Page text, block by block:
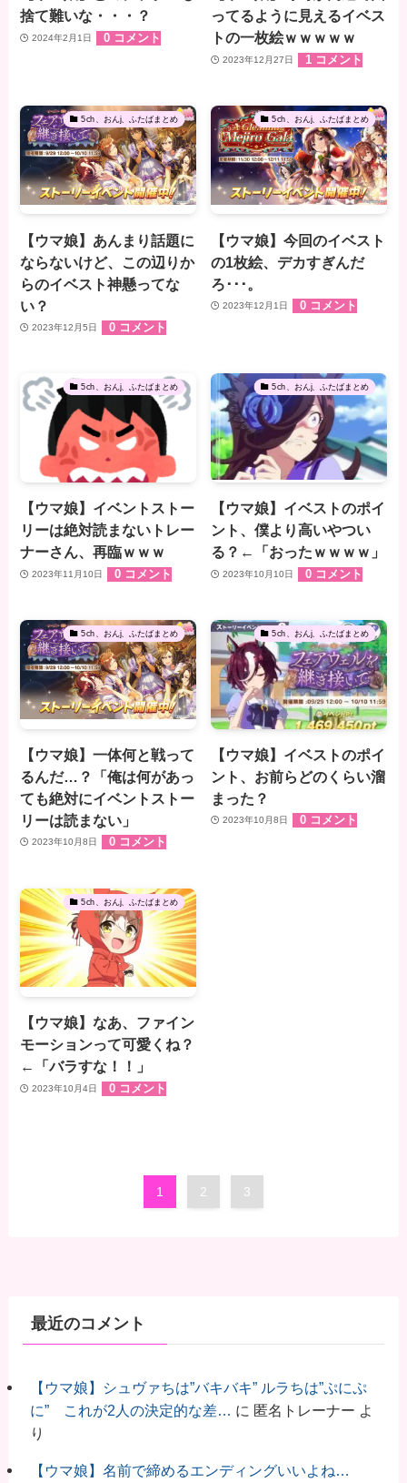
捨て難いな・・・？
2024年2月1日 0 コメント
ってるように見えるイベス
トの一枚絵ｗｗｗｗｗ
2023年12月27日 1 コメント
5ch、おんj、ふたばまとめ
【ウマ娘】あんまり話題に
ならないけど、この辺りか
らのイベスト神懸ってな
い？
2023年12月5日 0 コメント
5ch、おんj、ふたばまとめ
【ウマ娘】今回のイベスト
の1枚絵、デカすぎんだ
ろ･･･。
2023年12月1日 0 コメント
5ch、おんj、ふたばまとめ
【ウマ娘】イベントストー
リーは絶対読まないトレー
ナーさん、再臨ｗｗｗ
2023年11月10日 0 コメント
5ch、おんj、ふたばまとめ
【ウマ娘】イベストのポイ
ント、僕より高いやつい
る？←「おったｗｗｗｗ」
2023年10月10日 0 コメント
5ch、おんj、ふたばまとめ
【ウマ娘】一体何と戦って
るんだ…？「俺は何があっ
ても絶対にイベントストー
リーは読まない」
2023年10月8日 0 コメント
5ch、おんj、ふたばまとめ
【ウマ娘】イベストのポイ
ント、お前らどのくらい溜
まった？
2023年10月8日 0 コメント
5ch、おんj、ふたばまとめ
【ウマ娘】なあ、ファイン
モーションって可愛くね？
←「バラすな！！」
2023年10月4日 0 コメント
1 2 3
最近のコメント
【ウマ娘】シュヴァちは”バキバキ” ルラちは”ぷにぷ
に” これが2人の決定的な差… に 匿名トレーナー よ
り
【ウマ娘】名前で締めるエンディングいいよね…